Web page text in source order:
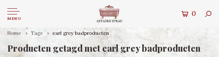
MENU
0
Home Tags earl grey badproducten
Producten getagd met earl grey badproducten